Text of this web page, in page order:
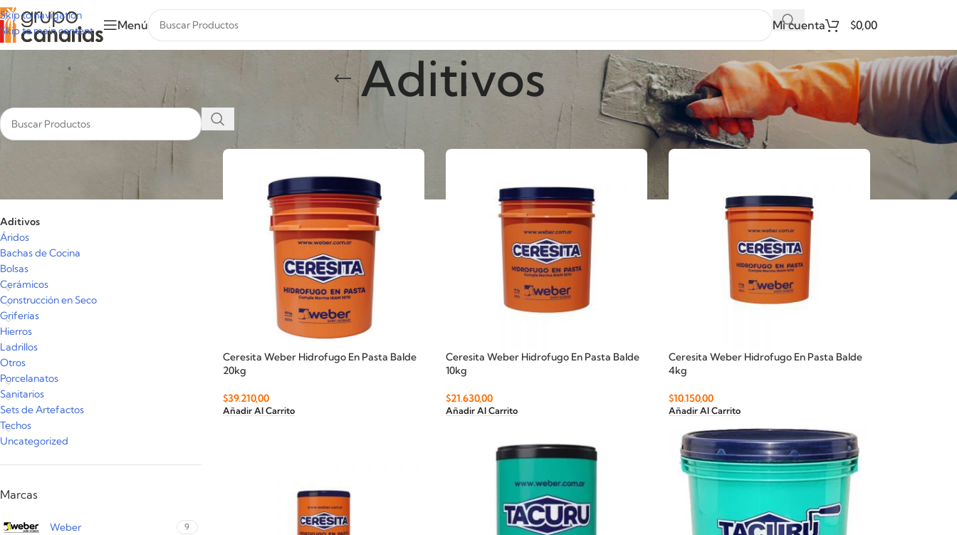
Skip to navigation
Skip to main content
Menú Mi cuenta $0,00
Aditivos
Aditivos
Áridos
Bachas de Cocina
Bolsas
Cerámicos
Construcción en Seco
Griferías
Hierros
Ladrillos
Otros
Porcelanatos
Sanitarios
Sets de Artefactos
Techos
Uncategorized
Marcas
Weber 9
Ceresita Weber Hidrofugo En Pasta Balde
20kg
$39.210,00
Añadir Al Carrito
Ceresita Weber Hidrofugo En Pasta Balde
10kg
$21.630,00
Añadir Al Carrito
Ceresita Weber Hidrofugo En Pasta Balde
4kg
$10.150,00
Añadir Al Carrito